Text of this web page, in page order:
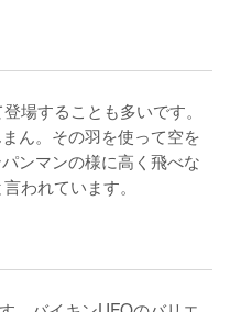
場することも多いです。
ん。その羽を使って空を
ンマンの様に高く飛べな
われています。